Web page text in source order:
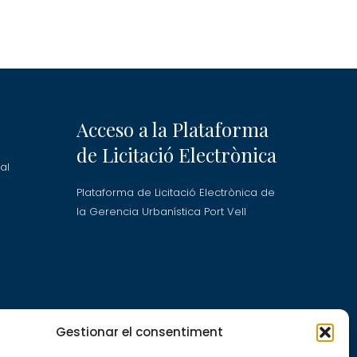
Gestionar el consentiment
Acceso a la Plataforma
de Licitació Electrònica
Plataforma de Licitació Electrònica de
la Gerencia Urbanística Port Vell